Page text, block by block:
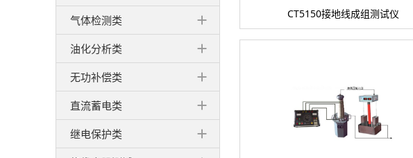
气体检测类
油化分析类
无功补偿类
直流蓄电类
继电保护类
CT5150接地线成组测试仪